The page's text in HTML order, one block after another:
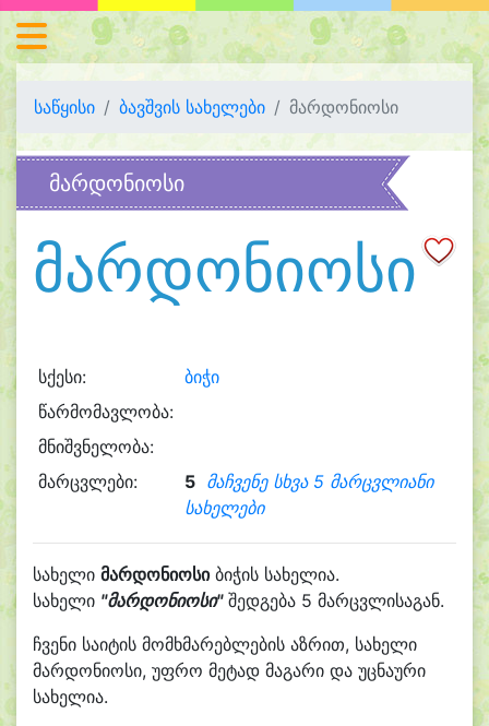
საწყისი ბავშვის სახელები მარდონიოსი
მარდონიოსი
მარდონიოსი
სქესი:
ბიჭი
წარმომავლობა:
მნიშვნელობა:
მარცვლები:
5 მაჩვენე სხვა 5 მარცვლიანი
სახელები
სახელი მარდონიოსიბიჭის სახელია.
სახელი "მარდონიოსი"შედგება 5 მარცვლისაგან.
ჩვენი საიტის მომხმარებლების აზრით, სახელი
მარდონიოსი, უფრო მეტად მაგარი და უცნაური
სახელია.